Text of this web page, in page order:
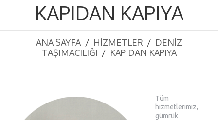
KAPIDAN KAPIYA
ANA SAYFA HIZMETLER
DENİZ
TAŞIMACILIĞI
KAPIDAN KAPIYA
Tüm
hizmetlerimiz,
gümrük